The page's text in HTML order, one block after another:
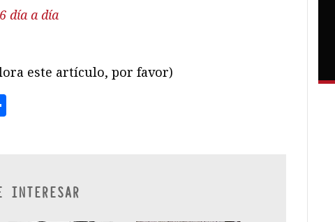
día a día
este artículo, por favor)
INTERESAR